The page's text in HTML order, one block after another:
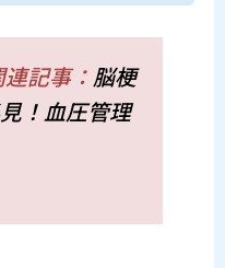
記事： 脳梗
！血圧管理